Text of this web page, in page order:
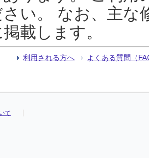
い。 なお、主な
載します。
利用される方へ よくある質問（
て